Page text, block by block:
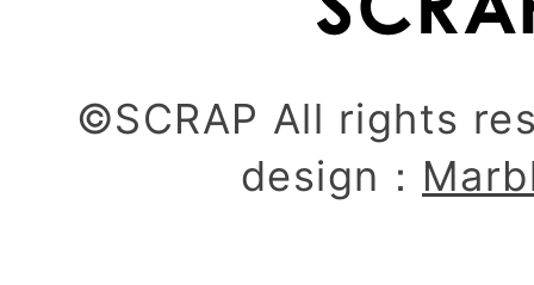
©SCRAP All rights
design：